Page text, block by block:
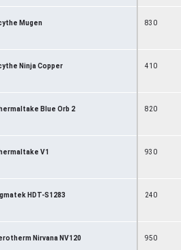
Mugen 830
Ninja Copper 410
Blue Orb 2 820
V1 930
HDT-S1283 240
Nirvana NV120 950